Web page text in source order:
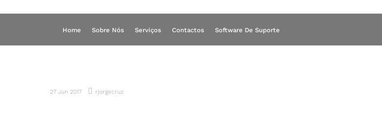
Home Sobre Nós Serviços Contactos Software De Suporte
27 Jun 2017 rjorgecruz